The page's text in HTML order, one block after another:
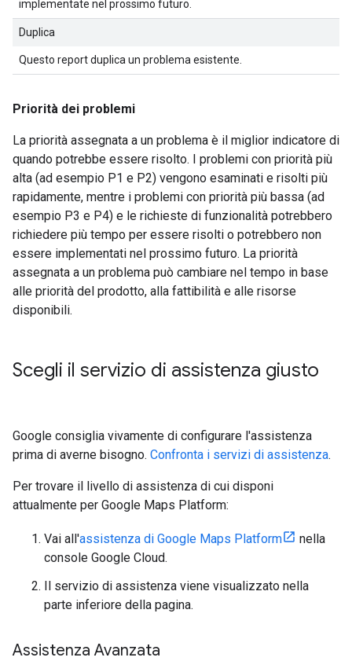
implementate nel prossimo futuro.
Duplica
Questo report duplica un problema esistente.
Priorità dei problemi
La priorità assegnata a un problema è il miglior indicatore di
quando potrebbe essere risolto. I problemi con priorità più
alta (ad esempio P1 e P2) vengono esaminati e risolti più
rapidamente, mentre i problemi con priorità più bassa (ad
esempio P3 e P4) e le richieste di funzionalità potrebbero
richiedere più tempo per essere risolti o potrebbero non
essere implementati nel prossimo futuro. La priorità
assegnata a un problema può cambiare nel tempo in base
alle priorità del prodotto, alla fattibilità e alle risorse
disponibili.
Scegli il servizio di assistenza giusto
Google consiglia vivamente di configurare l'assistenza
prima di averne bisogno. Confronta i servizi di assistenza.
Per trovare il livello di assistenza di cui disponi
attualmente per Google Maps Platform:
Vai all'assistenza di Google Maps Platform
nella
console Google Cloud.
Il servizio di assistenza viene visualizzato nella
parte inferiore della pagina.
Assistenza Avanzata